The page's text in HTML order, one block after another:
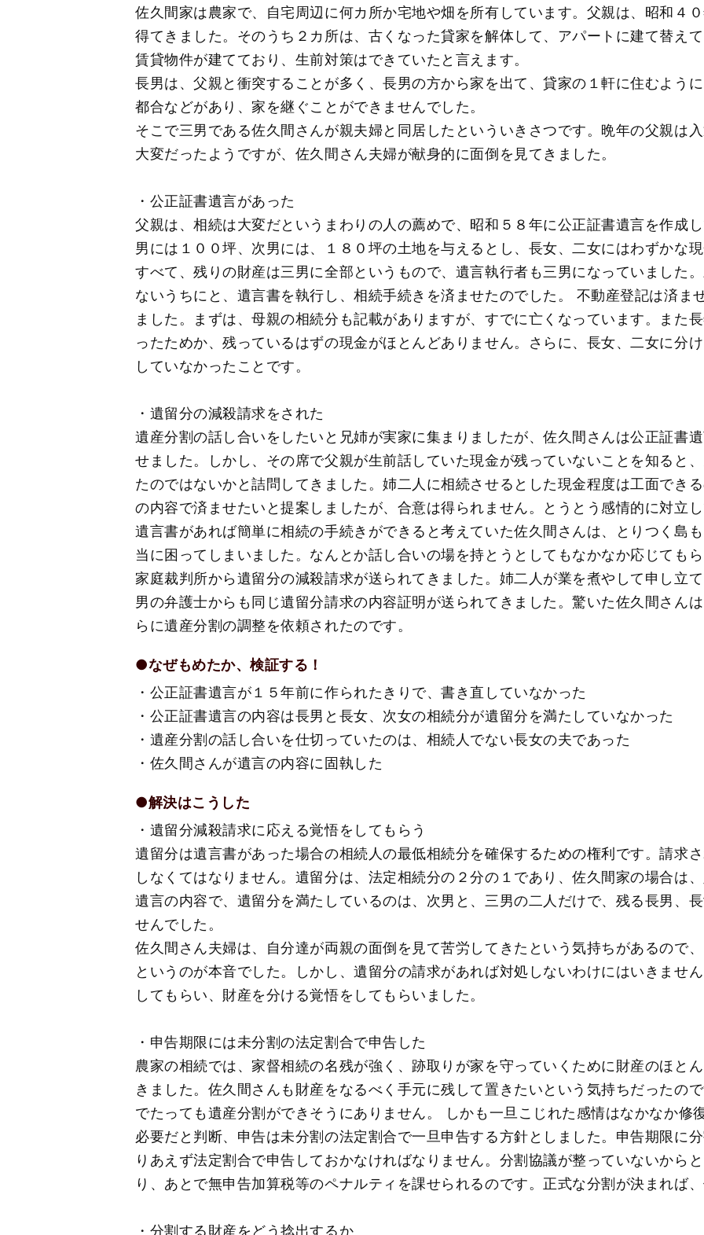
佐久間家は農家で、自宅周辺に何カ所か宅地や畑を所有しています。父親は、昭和４
得てきました。そのうち２カ所は、古くなった貸家を解体して、アパートに建て替え
賃貸物件が建てており、生前対策はできていたと言えます。
長男は、父親と衝突することが多く、長男の方から家を出て、貸家の１軒に住むよう
都合などがあり、家を継ぐことができませんでした。
そこで三男である佐久間さんが親夫婦と同居したといういきさつです。晩年の父親は
大変だったようですが、佐久間さん夫婦が献身的に面倒を見てきました。
・公正証書遺言があった
父親は、相続は大変だというまわりの人の薦めで、昭和５８年に公正証書遺言を作成
男には１００坪、次男には、１８０坪の土地を与えるとし、長女、二女にはわずかな
すべて、残りの財産は三男に全部というもので、遺言執行者も三男になっていました
ないうちにと、遺言書を執行し、相続手続きを済ませたのでした。 不動産登記は済ま
ました。まずは、母親の相続分も記載がありますが、すでに亡くなっています。また
ったためか、残っているはずの現金がほとんどありません。さらに、長女、二女に分
していなかったことです。
・遺留分の減殺請求をされた
遺産分割の話し合いをしたいと兄姉が実家に集まりましたが、佐久間さんは公正証書
せました。しかし、その席で父親が生前話していた現金が残っていないことを知ると
たのではないかと詰問してきました。姉二人に相続させるとした現金程度は工面でき
の内容で済ませたいと提案しましたが、合意は得られません。とうとう感情的に対立
遺言書があれば簡単に相続の手続きができると考えていた佐久間さんは、とりつく島
当に困ってしまいました。なんとか話し合いの場を持とうとしてもなかなか応じても
家庭裁判所から遺留分の減殺請求が送られてきました。姉二人が業を煮やして申し立
男の弁護士からも同じ遺留分請求の内容証明が送られてきました。驚いた佐久間さん
らに遺産分割の調整を依頼されたのです。
●なぜもめたか、検証する！
・公正証書遺言が１５年前に作られたきりで、書き直していなかった
・公正証書遺言の内容は長男と長女、次女の相続分が遺留分を満たしていなかった
・遺産分割の話し合いを仕切っていたのは、相続人でない長女の夫であった
・佐久間さんが遺言の内容に固執した
●解決はこうした
・遺留分減殺請求に応える覚悟をしてもらう
遺留分は遺言書があった場合の相続人の最低相続分を確保するための権利です。請求
しなくてはなりません。遺留分は、法定相続分の２分の１であり、佐久間家の場合は
遺言の内容で、遺留分を満たしているのは、次男と、三男の二人だけで、残る長男、
せんでした。
佐久間さん夫婦は、自分達が両親の面倒を見て苦労してきたという気持ちがあるので
というのが本音でした。しかし、遺留分の請求があれば対処しないわけにはいきませ
してもらい、財産を分ける覚悟をしてもらいました。
・申告期限には未分割の法定割合で申告した
農家の相続では、家督相続の名残が強く、跡取りが家を守っていくために財産のほと
きました。佐久間さんも財産をなるべく手元に残して置きたいという気持ちだったの
でたっても遺産分割ができそうにありません。 しかも一旦こじれた感情はなかなか修
必要だと判断、申告は未分割の法定割合で一旦申告する方針としました。申告期限に
りあえず法定割合で申告しておかなければなりません。分割協議が整っていないから
り、あとで無申告加算税等のペナルティを課せられるのです。正式な分割が決まれば
・分割する財産をどう捻出するか